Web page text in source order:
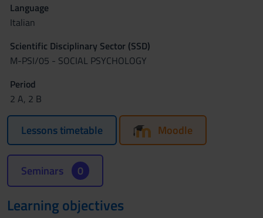
Language
Italian
Scientific Disciplinary Sector (SSD)
M-PSI/05 - SOCIAL PSYCHOLOGY
Period
2 A, 2 B
Lessons timetable Moodle
Seminars 0
Learning objectives